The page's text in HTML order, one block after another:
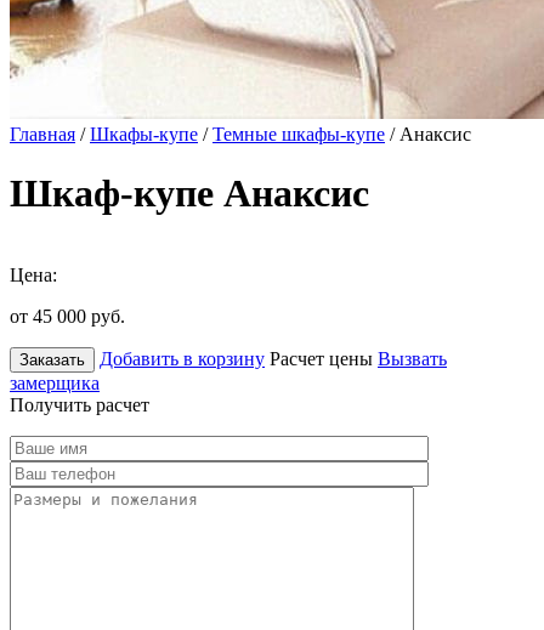
Главная /Шкафы-купе /Темные шкафы-купе / Анаксис
Шкаф-купе Анаксис
Цена:
от 45 000 руб.
Заказать Добавить в корзину Расчет цены Вызвать
замерщика
Получить расчет